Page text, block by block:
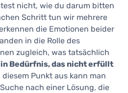
nicht, wie du darum bitten
Schritt tun wir mehrere
die Emotionen beider
in die Rolle des
zugleich, was tatsächlich
Bedürfnis, das nicht erfüllt
Punkt aus kann man
nach einer Lösung, die